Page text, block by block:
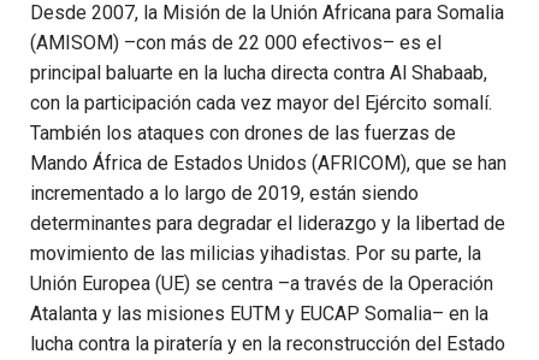
Desde 2007, la Misión de la Unión Africana para Somalia
(AMISOM) –con más de 22 000 efectivos– es el
principal baluarte en la lucha directa contra Al Shabaab,
con la participación cada vez mayor del Ejército somalí.
También los ataques con drones de las fuerzas de
Mando África de Estados Unidos (AFRICOM), que se han
incrementado a lo largo de 2019, están siendo
determinantes para degradar el liderazgo y la libertad de
movimiento de las milicias yihadistas. Por su parte, la
Unión Europea (UE) se centra –a través de la Operación
Atalanta y las misiones EUTM y EUCAP Somalia– en la
lucha contra la piratería y en la reconstrucción del Estado